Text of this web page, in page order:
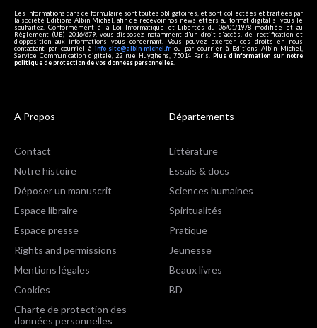
Les informations dans ce formulaire sont toutes obligatoires, et sont collectées et traitées par
la société Editions Albin Michel, afin de recevoir nos newsletters au format digital si vous le
souhaitez. Conformément à la Loi Informatique et Libertés du 06/01/1978 modifiée et au
Règlement (UE) 2016/679, vous disposez notamment d'un droit d'accès, de rectification et
d’opposition aux informations vous concernant. Vous pouvez exercer ces droits en nous
contactant par courriel à info-site@albin-michel.fr ou par courrier à Editions Albin Michel,
Service Communication digitale, 22 rue Huyghens, 75014 Paris. Plus d’information sur notre
politique de protection de vos données personnelles
A Propos
Contact
Notre histoire
Déposer un manuscrit
Espace libraire
Espace presse
Rights and permissions
Mentions légales
Cookies
Charte de protection des
données personnelles
Départements
Littérature
Essais & docs
Sciences humaines
Spiritualités
Pratique
Jeunesse
Beaux livres
BD